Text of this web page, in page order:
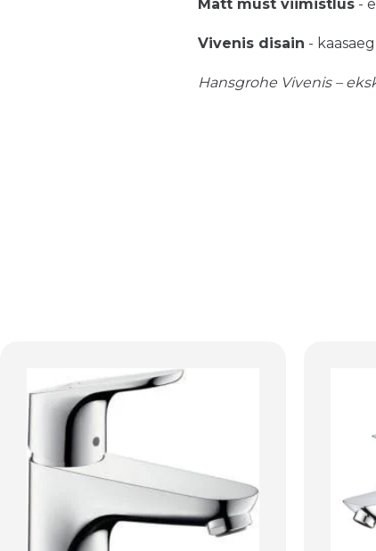
Matt must viimistlus -
Vivenis disain -
Hansgrohe Vivenis –